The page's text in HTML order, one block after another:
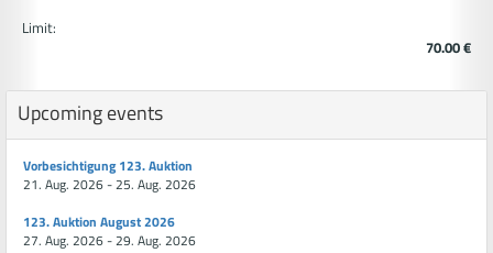
Limit:
70.00 €
Upcoming events
Vorbesichtigung 123. Auktion
21. Aug. 2026 - 25. Aug. 2026
123. Auktion August 2026
27. Aug. 2026 - 29. Aug. 2026